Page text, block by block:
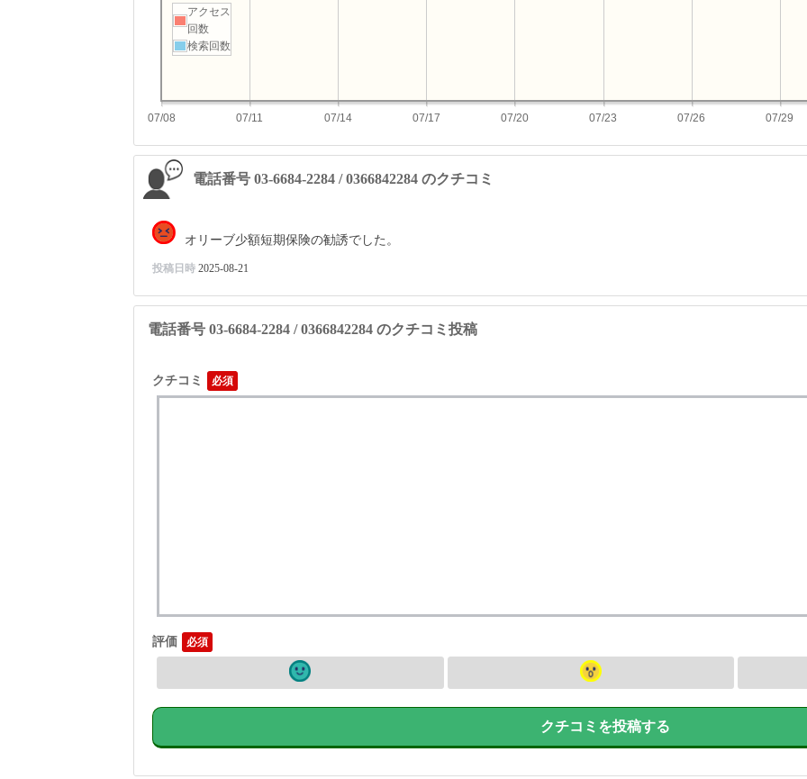
07/08 07/11 07/14 07/17 07/20 07/23 07/26 07/29
アクセス
回数
検索回数
電話番号 03-6684-2284 / 0366842284 のクチコミ
オリーブ少額短期保険の勧誘でした。
投稿日時 2025-08-21
電話番号 03-6684-2284 / 0366842284 のクチコミ投稿
クチコミ
評価